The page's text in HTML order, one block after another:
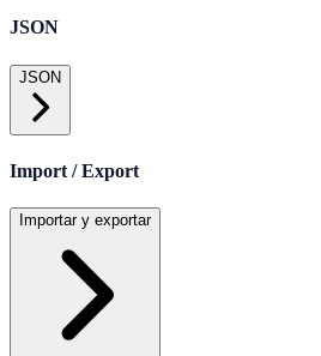
JSON
JSON
Import / Export
Importar y exportar